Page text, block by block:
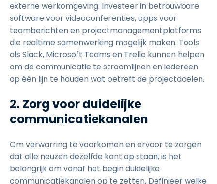
externe werkomgeving. Investeer in betrouwbare
software voor videoconferenties, apps voor
teamberichten en projectmanagementplatforms
die realtime samenwerking mogelijk maken. Tools
als Slack, Microsoft Teams en Trello kunnen helpen
om de communicatie te stroomlijnen en iedereen
op één lijn te houden wat betreft de projectdoelen.
2. Zorg voor duidelijke
communicatiekanalen
Om verwarring te voorkomen en ervoor te zorgen
dat alle neuzen dezelfde kant op staan, is het
belangrijk om vanaf het begin duidelijke
communicatiekanalen op te zetten. Definieer welke